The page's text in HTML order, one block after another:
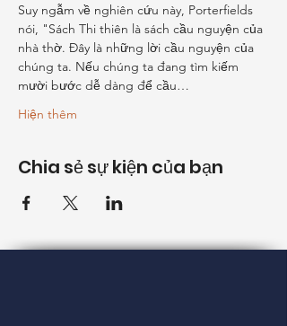
Suy ngẫm về nghiên cứu này, Porterfields
nói, "Sách Thi thiên là sách cầu nguyện của
nhà thờ. Đây là những lời cầu nguyện của
chúng ta. Nếu chúng ta đang tìm kiếm
mười bước dễ dàng để cầu…
Hiện thêm
Chia sẻ sự kiện của bạn